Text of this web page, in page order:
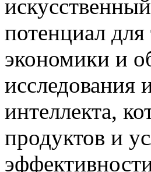
потенциал
экономики и
исследования
интеллекта,
продуктов и